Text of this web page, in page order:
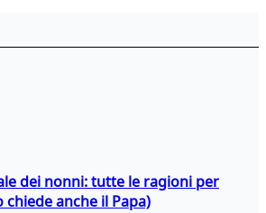
dei nonni: tutte le ragioni per
anche il Papa)